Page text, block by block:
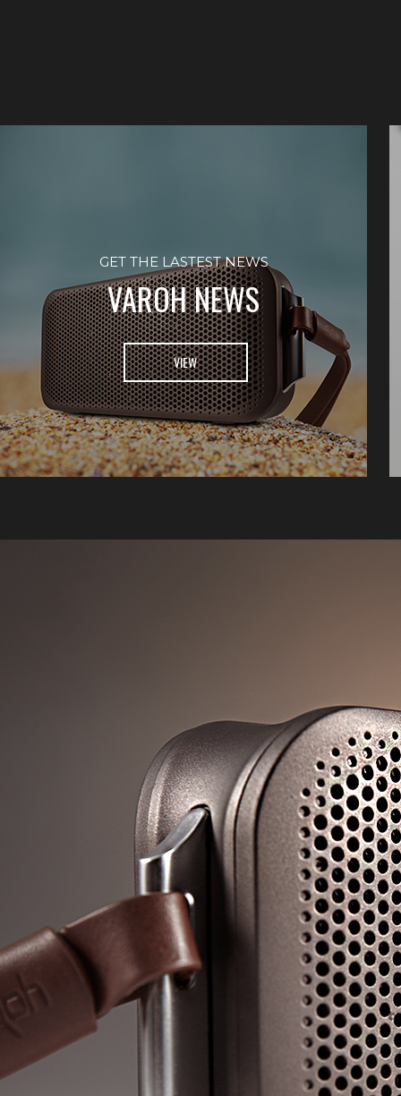
GET THE LASTEST NEWS
VAROH NEWS
VIEW